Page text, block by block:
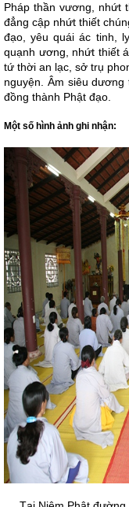
Pháp thần vương, nhứt
đẳng cập nhứt thiết
đạo, yêu quái ác tinh,
quạnh ương, nhứt thiết
tứ thời an lạc, sở trụ
nguyện. Âm siêu
đồng thành Phật đạo.
Một số hình ảnh ghi nhận: